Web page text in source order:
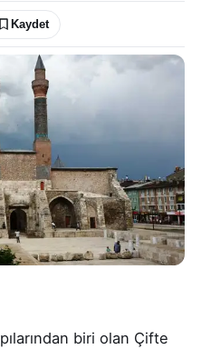
Kaydet
biri olan Çifte